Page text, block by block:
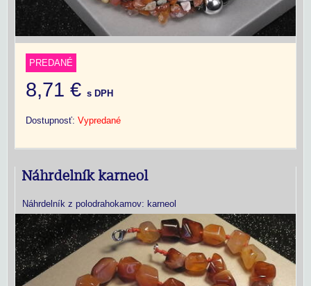
PREDANÉ
8,71 € s DPH
Dostupnosť: Vypredané
Náhrdelník karneol
Náhrdelník z polodrahokamov: karneol